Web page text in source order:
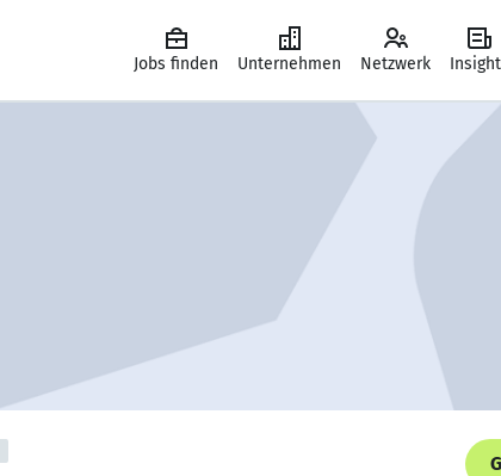
Jobs finden Unternehmen Netzwerk